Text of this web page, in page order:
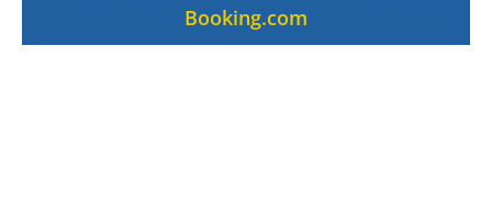
Booking.com